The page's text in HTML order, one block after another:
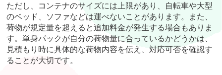
ただし、コンテナのサイズには上限があり、自転車や大型
のベッド、ソファなどは運べないことがあります。また、
荷物が規定量を超えると追加料金が発生する場合もありま
す。単身パックが自分の荷物量に合っているかどうかは、
見積もり時に具体的な荷物内容を伝え、対応可否を確認す
ることが大切です。